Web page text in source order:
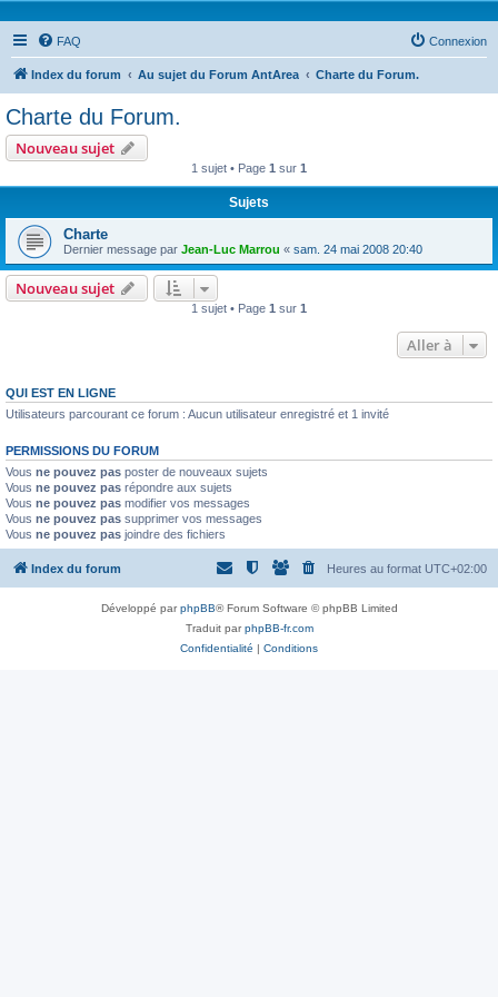
FAQ Connexion
Index du forum Au sujet du Forum AntArea Charte du Forum.
Charte du Forum.
Nouveau sujet
1 sujet • Page 1 sur 1
Sujets
Charte
Dernier message par Jean-Luc Marrou « sam. 24 mai 2008 20:40
Nouveau sujet
1 sujet • Page 1 sur 1
Aller à
QUI EST EN LIGNE
Utilisateurs parcourant ce forum : Aucun utilisateur enregistré et 1 invité
PERMISSIONS DU FORUM
Vous ne pouvez pas poster de nouveaux sujets
Vous ne pouvez pas répondre aux sujets
Vous ne pouvez pas modifier vos messages
Vous ne pouvez pas supprimer vos messages
Vous ne pouvez pas joindre des fichiers
Index du forum Heures au format UTC+02:00
Développé parphpBB® Forum Software © phpBB Limited
Traduit parphpBB-fr.com
Confidentialité | Conditions